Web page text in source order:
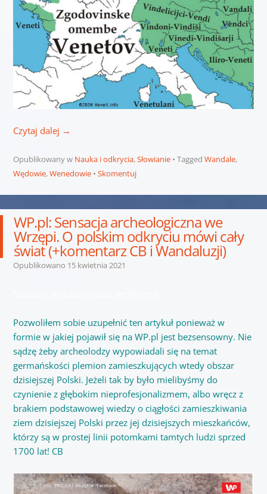
Czytaj dalej →
Opublikowany w Nauka i odkrycia,Słowianie Tagged Wandale,
Wędowie,Wenedowie Skomentuj
WP.pl: Sensacja archeologiczna we
Wrzępi. O polskim odkryciu mówi cały
świat (+komentarz CB i Wandaluzji)
Opublikowano 15 kwietnia 2021
Pozwoliłem sobie uzupełnić ten artykuł ponieważ w
formie w jakiej pojawił się na WP.pl jest bezsensowny. Nie
sądzę żeby archeolodzy wypowiadali się na temat
germańskości plemion zamieszkujących wtedy obszar
dzisiejszej Polski. Jeżeli tak by było mielibyśmy do
czynienie z głębokim nieprofesjonalizmem, albo wręcz z
brakiem podstawowej wiedzy o ciągłości zamieszkiwania
ziem dzisiejszej Polski przez jej dzisiejszych mieszkańców,
którzy są w prostej linii potomkami tamtych ludzi sprzed
1700 lat! CB